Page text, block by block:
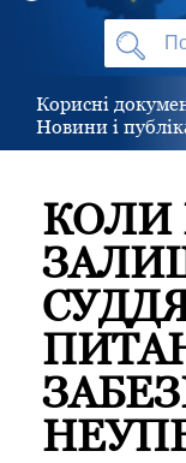
Корисні
Новини і
КОЛИ